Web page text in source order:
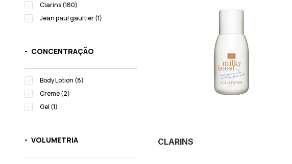
Clarins (180)
Jean paul gaultier (1)
CONCENTRAÇÃO
Body Lotion (8)
Creme (2)
Gel (1)
VOLUMETRIA CLARINS